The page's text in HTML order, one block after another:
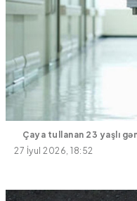
Çaya tullanan 23 yaşlı
27 İyul 2026, 18:52